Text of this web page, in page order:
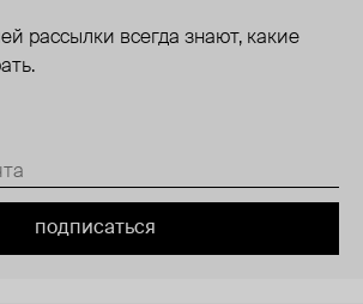
рассылки всегда знают, какие
подписаться